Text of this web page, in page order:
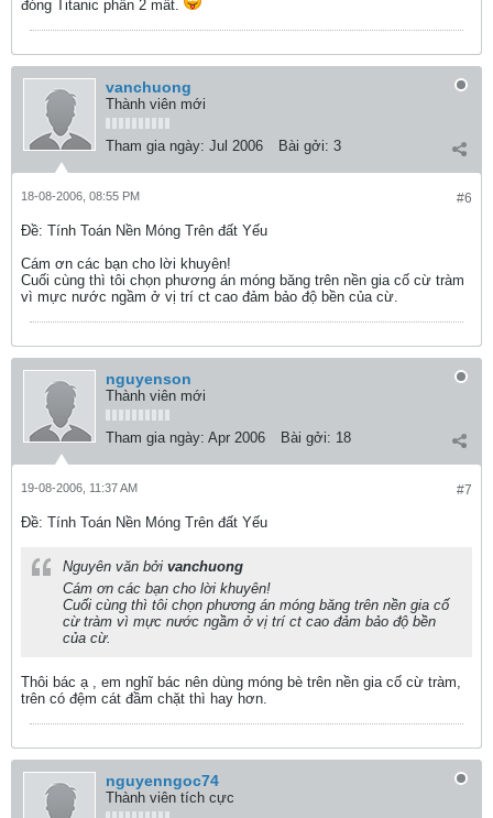
đóng Titanic phần 2 mất.
vanchuong
Thành viên mới
Tham gia ngày: Jul 2006 Bài gởi: 3
#6
18-08-2006, 08:55 PM
Ðề: Tính Toán Nền Móng Trên đất Yếu
Cám ơn các bạn cho lời khuyên!
Cuối cùng thì tôi chọn phương án móng băng trên nền gia cố cừ tràm
vì mực nước ngầm ở vị trí ct cao đảm bảo độ bền của cừ.
nguyenson
Thành viên mới
Tham gia ngày: Apr 2006 Bài gởi: 18
#7
19-08-2006, 11:37 AM
Ðề: Tính Toán Nền Móng Trên đất Yếu
Nguyên văn bởi vanchuong
Cám ơn các bạn cho lời khuyên!
Cuối cùng thì tôi chọn phương án móng băng trên nền gia cố
cừ tràm vì mực nước ngầm ở vị trí ct cao đảm bảo độ bền
của cừ.
Thôi bác ạ , em nghĩ bác nên dùng móng bè trên nền gia cố cừ tràm,
trên có đệm cát đầm chặt thì hay hơn.
nguyenngoc74
Thành viên tích cực